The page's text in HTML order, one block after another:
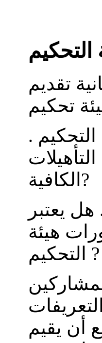
التحكيم
تقديم
.
الكافية?
يعتبر
هيئة
التحكيم ?
أن يقيم